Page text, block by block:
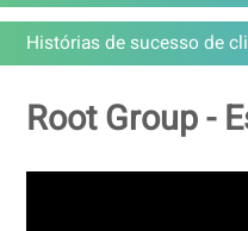
Histórias de sucesso de